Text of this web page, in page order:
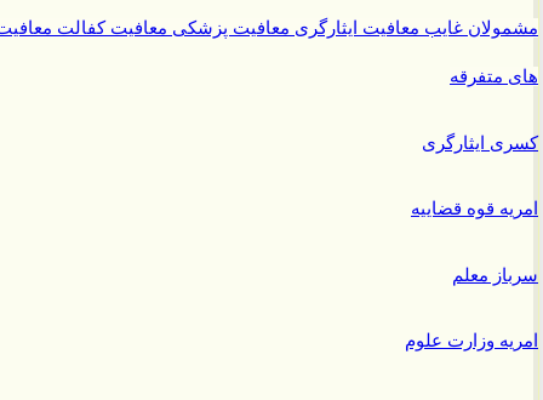
غایبمعافیت ایثارگریمعافیت پزشکیمعافیت کفالتمعافیت
متفرقه
ایثارگری
قوه قضاییه
معلم
وزارت علوم